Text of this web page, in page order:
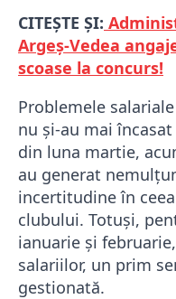
CITEȘTE ȘI:
Argeș-Vedea
scoase la concurs!
Problemele
nu și-au mai
din luna martie,
au generat
incertitudine în
clubului. Totuși,
ianuarie și
salariilor, un prim
gestionată.